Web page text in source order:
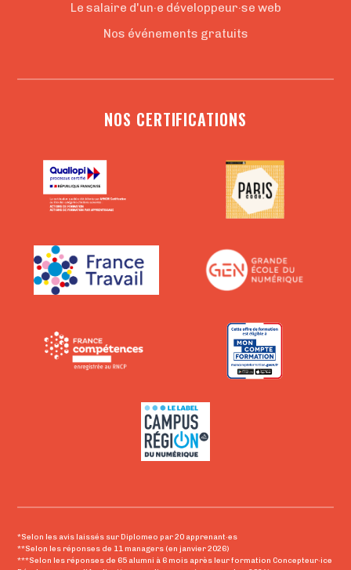
Le salaire d'un·e développeur·se web
Nos événements gratuits
NOS CERTIFICATIONS
*Selon les avis laissés sur Diplomeo par 20 apprenant·es
**Selon les réponses de 11 managers (en janvier 2026)
***Selon les réponses de 65 alumni à 6 mois après leur formation Concepteur·ice